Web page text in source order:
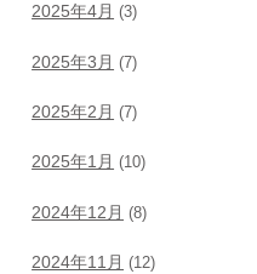
2025年4月 (3)
2025年3月 (7)
2025年2月 (7)
2025年1月 (10)
2024年12月 (8)
2024年11月 (12)